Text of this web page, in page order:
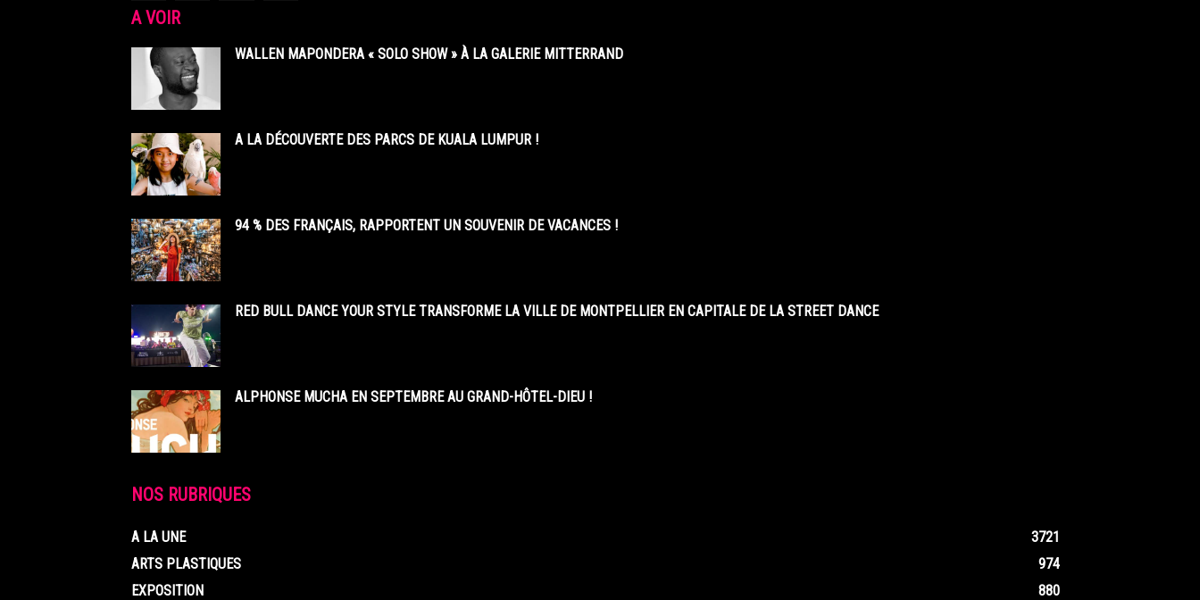
A VOIR
WALLEN MAPONDERA « SOLO SHOW » À LA GALERIE MITTERRAND
A LA DÉCOUVERTE DES PARCS DE KUALA LUMPUR !
94 % DES FRANÇAIS, RAPPORTENT UN SOUVENIR DE VACANCES !
RED BULL DANCE YOUR STYLE TRANSFORME LA VILLE DE MONTPELLIER EN CAPITALE DE LA STREET DANCE
ALPHONSE MUCHA EN SEPTEMBRE AU GRAND-HÔTEL-DIEU !
NOS RUBRIQUES
A LA UNE
3721
ARTS PLASTIQUES
974
EXPOSITION
880